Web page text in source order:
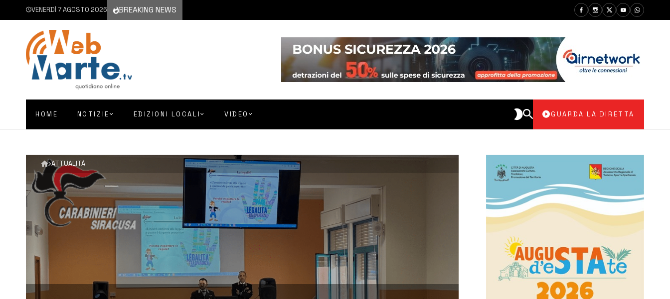
VENERDÌ 7 AGOSTO 2026 BREAKING NEWS
HOME NOTIZIE EDIZIONI LOCALI VIDEO GUARDA LA DIRETTA
ATTUALITÀ